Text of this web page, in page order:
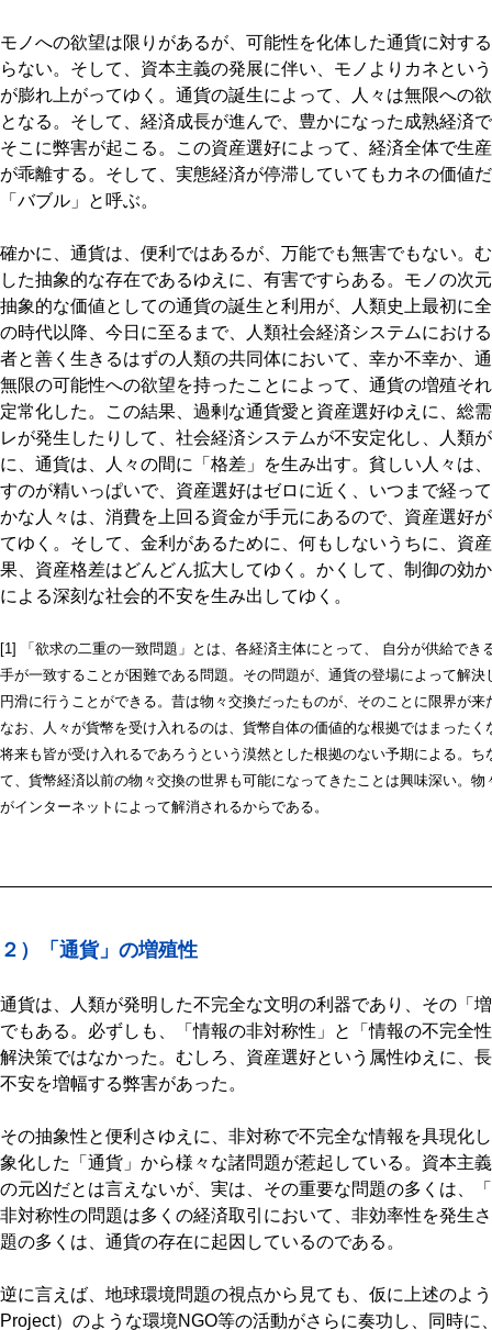
モノへの欲望は限りがあるが、可能性を化体した通貨に対す
らない。そして、資本主義の発展に伴い、モノよりカネとい
が膨れ上がってゆく。通貨の誕生によって、人々は無限への
となる。そして、経済成長が進んで、豊かになった成熟経済
そこに弊害が起こる。この資産選好によって、経済全体で生
が乖離する。そして、実態経済が停滞していてもカネの価値
「バブル」と呼ぶ。
確かに、通貨は、便利ではあるが、万能でも無害でもない。
した抽象的な存在であるゆえに、有害ですらある。モノの次
抽象的な価値としての通貨の誕生と利用が、人類史上最初に
の時代以降、今日に至るまで、人類社会経済システムにおけ
者と善く生きるはずの人類の共同体において、幸か不幸か、
無限の可能性への欲望を持ったことによって、通貨の増殖そ
定常化した。この結果、過剰な通貨愛と資産選好ゆえに、総
レが発生したりして、社会経済システムが不安定化し、人類
に、通貨は、人々の間に「格差」を生み出す。貧しい人々は
すのが精いっぱいで、資産選好はゼロに近く、いつまで経っ
かな人々は、消費を上回る資金が手元にあるので、資産選好
てゆく。そして、金利があるために、何もしないうちに、資
果、資産格差はどんどん拡大してゆく。かくして、制御の効
による深刻な社会的不安を生み出してゆく。
[1] 「欲求の二重の一致問題」とは、各経済主体にとって、 自分が供給で
手が一致することが困難である問題。その問題が、通貨の登場によって解
円滑に行うことができる。昔は物々交換だったものが、そのことに限界が
なお、人々が貨幣を受け入れるのは、貨幣自体の価値的な根拠ではまった
将来も皆が受け入れるであろうという漠然とした根拠のない予期による。
て、貨幣経済以前の物々交換の世界も可能になってきたことは興味深い。
がインターネットによって解消されるからである。
２）「通貨」の増殖性
通貨は、人類が発明した不完全な文明の利器であり、その「
でもある。必ずしも、「情報の非対称性」と「情報の不完全
解決策ではなかった。むしろ、資産選好という属性ゆえに、
不安を増幅する弊害があった。
その抽象性と便利さゆえに、非対称で不完全な情報を具現化
象化した「通貨」から様々な諸問題が惹起している。資本主
の元凶だとは言えないが、実は、その重要な問題の多くは、
非対称性の問題は多くの経済取引において、非効率性を発生
題の多くは、通貨の存在に起因しているのである。
逆に言えば、地球環境問題の視点から見ても、仮に上述のよ
Project）のような環境NGO等の活動がさらに奏功し、同時